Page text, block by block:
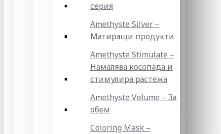
серия
Amethyste Silver –
Матиращи продукти
Amethyste Stimulate –
Намалява косопада и
стимулира растежа
Amethyste Volume – За
обем
Coloring Mask –